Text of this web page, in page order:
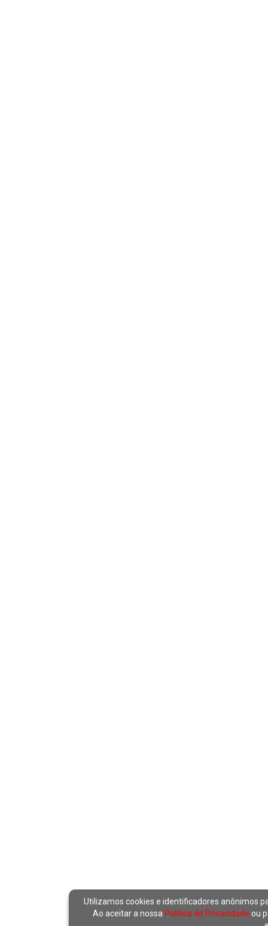
Utilizamos cookies e identificadores anônimos
Ao aceitar a nossa Política de Privacidade ou